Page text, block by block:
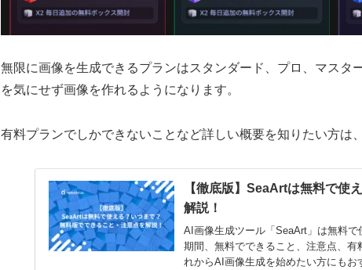
無限に画像を生成できるプランはスタンダード、プロ、マスタ
を気にせず画像を作れるようになります。
有料プランでしかできないことなど詳しい概要を知りたい方は
【徹底版】SeaArtは無料で使
解説！
AI画像生成ツール「SeaArt」は無料
期間、無料でできること、注意点、
れからAI画像生成を始めたい方にもお